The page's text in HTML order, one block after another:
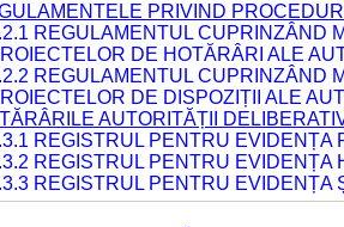
PRIVIND
REGULAMENTUL CUPRINZÂND
DE HOTĂRÂRI ALE
REGULAMENTUL CUPRINZÂND
DE DISPOZIȚII ALE
AUTORITĂȚII
REGISTRUL PENTRU EVIDENȚA
REGISTRUL PENTRU EVIDENȚA
REGISTRUL PENTRU EVIDENȚA